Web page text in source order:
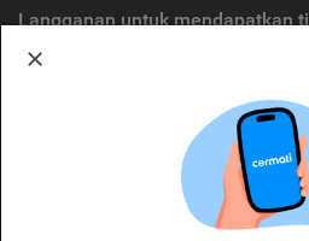
Langganan untuk mendapatkan
Cermati merupakan penyelenggara
OJK. Oleh karena itu, produk dan/atau
ditawarkan bukan merupakan produk dan/
diterbitkan oleh Cermati dan Cermati tidak